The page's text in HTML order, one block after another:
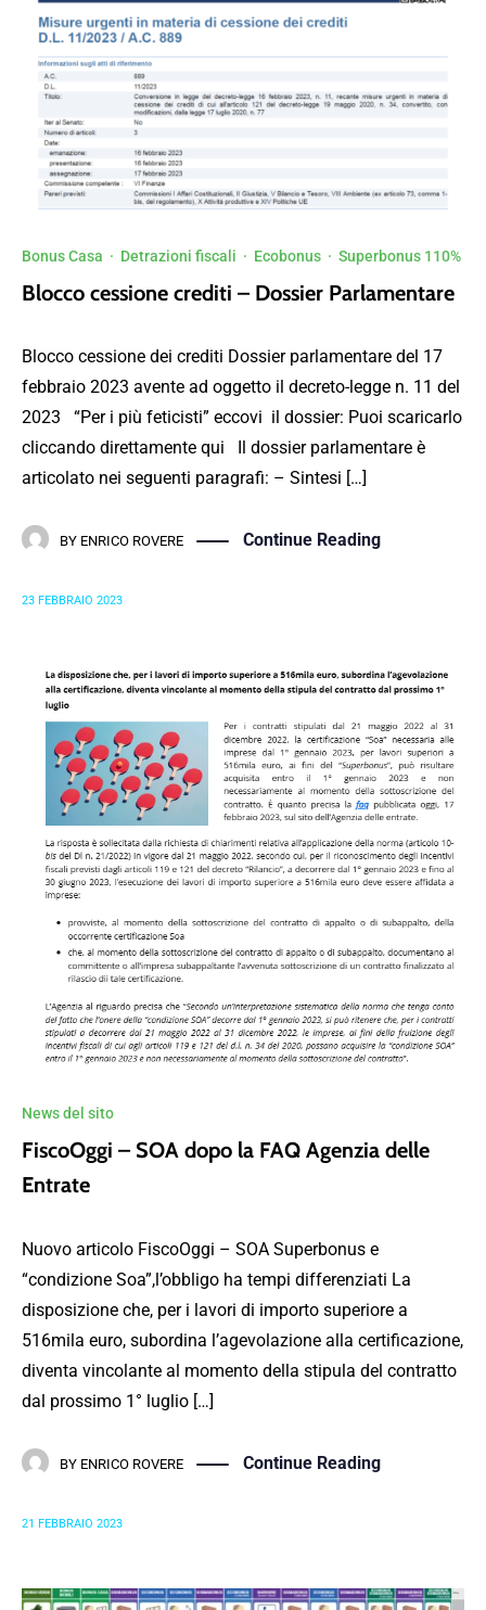
Bonus Casa · Detrazioni fiscali · Ecobonus · Superbonus 110%
Blocco cessione crediti – Dossier Parlamentare
Blocco cessione dei crediti Dossier parlamentare del 17
febbraio 2023 avente ad oggetto il decreto-legge n. 11 del
2023 “Per i più feticisti” eccovi il dossier: Puoi scaricarlo
cliccando direttamente qui Il dossier parlamentare è
articolato nei seguenti paragrafi: – Sintesi […]
BY ENRICO ROVERE Continue Reading
23 FEBBRAIO 2023
News del sito
FiscoOggi – SOA dopo la FAQ Agenzia delle
Entrate
Nuovo articolo FiscoOggi – SOA Superbonus e
“condizione Soa”,l’obbligo ha tempi differenziati La
disposizione che, per i lavori di importo superiore a
516mila euro, subordina l’agevolazione alla certificazione,
diventa vincolante al momento della stipula del contratto
dal prossimo 1° luglio […]
BY ENRICO ROVERE Continue Reading
21 FEBBRAIO 2023